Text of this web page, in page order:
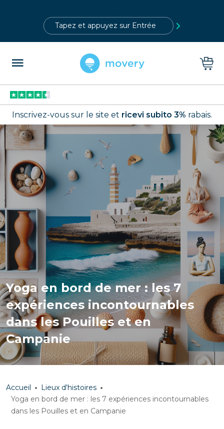
Inscrivez-vous sur le site et ricevi subito 3% rabais.
Yoga en bord de mer : les 7
expériences incontournables
dans les Pouilles et en
Campanie
Accueil
Lieux d'histoires
Yoga en bord de mer : les 7 expériences incontournables
dans les Pouilles et en Campanie